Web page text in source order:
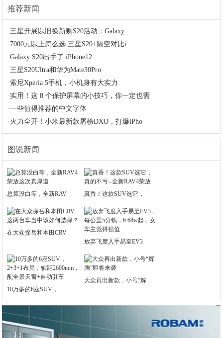
推荐新闻
·三星开展以旧换新购S20活动：Galaxy
· 7000元以上怎么选 三星S20+隔空对比i
·Galaxy S20出手了 iPhone12
·三星S20Ultra和华为Mate30Pro
·索尼Xperia 5手机，小机身有大实力
· 实用！这 8 个保护屏幕的小技巧，你一定也需
·一些值得推荐的中文字体
· 火力全开！小米最新款屠榜DXO，打爆iPho
图说新闻
总算没白等，全新RAV 真香！这款SUV选它，
在大众探岳和本田CRV
放弃飞度入手易至EV3
10万多的6座SUV，
大众再出新款，小号“辉